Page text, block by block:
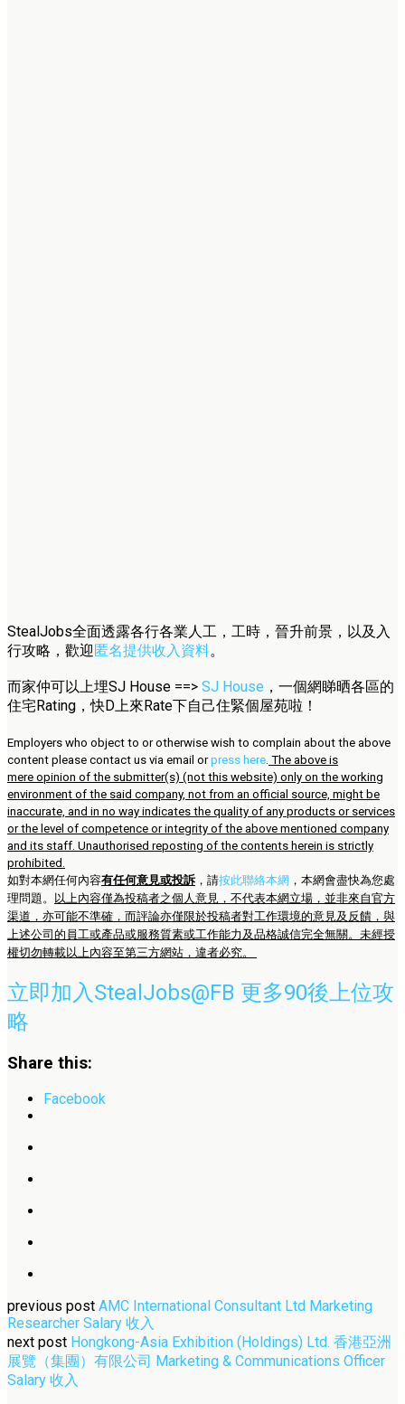
StealJobs全面透露各行各業人工，工時，晉升前景，以及入
行攻略，歡迎匿名提供收入資料。
而家仲可以上埋SJ House ==> SJ House ，一個網睇晒各區的
住宅Rating，快D上來Rate下自己住緊個屋苑啦！
Employers who object to or otherwise wish to complain about the above
content please contact us via email orpress here. The above is
mere opinion of the submitter(s) (not this website) only on the working
environment of the said company, not from an official source, might be
inaccurate, and in no way indicates the quality of any products or services
or the level of competence or integrity of the above mentioned company
and its staff. Unauthorised reposting of the contents herein is strictly
prohibited.
如對本網任何內容有任何意見或投訴 ，請按此聯絡本網 ，本網會盡快為您處
理問題。
以上內容僅為投稿者之個人意見，不代表本網立場，並非來自官方
渠道，亦可能不準確，而評論亦僅限於投稿者對工作環境的意見及反饋，與
上述公司的員工或產品或服務質素或工作能力及品格誠信完全無關。未經授
權切勿轉載以上內容至第三方網站，違者必究。
立即加入StealJobs@FB 更多90後上位攻
略
Share this:
Facebook
previous post AMC International Consultant Ltd Marketing
Researcher Salary 收入
next post Hongkong-Asia Exhibition (Holdings) Ltd. 香港亞洲
展覽（集團）有限公司 Marketing & Communications Officer
Salary 收入